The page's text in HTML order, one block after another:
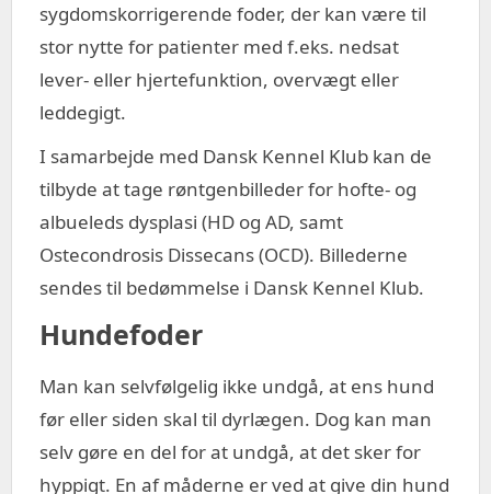
sygdomskorrigerende foder, der kan være til
stor nytte for patienter med f.eks. nedsat
lever- eller hjertefunktion, overvægt eller
leddegigt.
I samarbejde med Dansk Kennel Klub kan de
tilbyde at tage røntgenbilleder for hofte- og
albueleds dysplasi (HD og AD, samt
Ostecondrosis Dissecans (OCD). Billederne
sendes til bedømmelse i Dansk Kennel Klub.
Hundefoder
Man kan selvfølgelig ikke undgå, at ens hund
før eller siden skal til dyrlægen. Dog kan man
selv gøre en del for at undgå, at det sker for
hyppigt. En af måderne er ved at give din hund